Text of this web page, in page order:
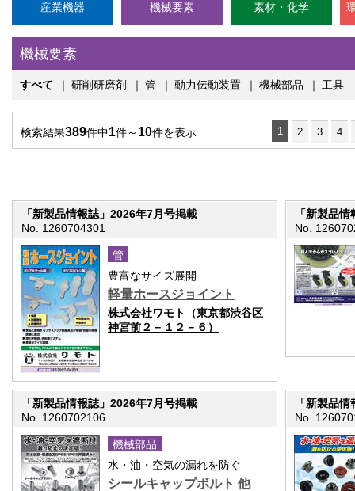
産業機器 機械要素 素材・化学
機械要素
すべて ｜ 研削研磨剤 ｜ 管 ｜ 動力伝動装置 ｜ 機械部品 ｜ 工具
検索結果389件中1件～ 10件を表示 1 2 3 4
「新製品情報誌」2026年7月号掲載
No. 1260704301
管
豊富なサイズ展開
軽量ホースジョイント
株式会社ワモト（東京都渋谷区
神宮前２－１２－６）
「新製品
No.
「新製品情報誌」2026年7月号掲載
No. 1260702106
機械部品
水・油・空気の漏れを防ぐ
シールキャップボルト 他
「新製品
No.